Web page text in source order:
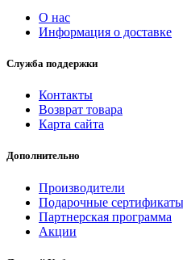
О нас
Информация о доставке
Служба поддержки
Контакты
Возврат товара
Карта сайта
Дополнительно
Производители
Подарочные сертификаты
Партнерская программа
Акции